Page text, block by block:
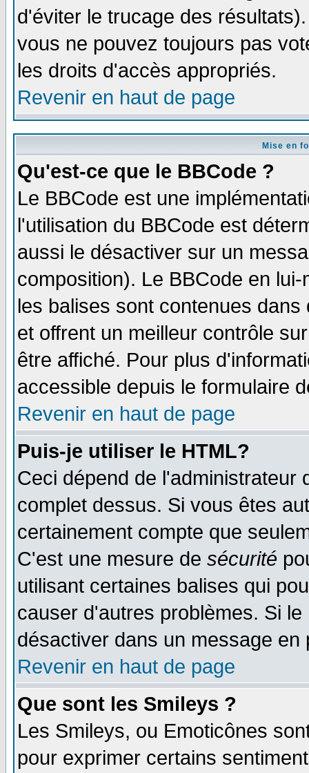
d'éviter le trucage des
vous ne pouvez toujours pas
les droits d'accès appropriés.
Revenir en haut de page
Mise en
Qu'est-ce que le BBCode ?
Le BBCode est une
l'utilisation du BBCode est
aussi le désactiver sur un
composition). Le BBCode en
les balises sont contenues
et offrent un meilleur contrôle
être affiché. Pour plus
accessible depuis le formulaire
Revenir en haut de page
Puis-je utiliser le HTML?
Ceci dépend de l'administrateur
complet dessus. Si vous êtes
certainement compte que
C'est une mesure de sécurité
utilisant certaines balises qui
causer d'autres problèmes. Si
désactiver dans un message
Revenir en haut de page
Que sont les Smileys ?
Les Smileys, ou Emoticônes
pour exprimer certains